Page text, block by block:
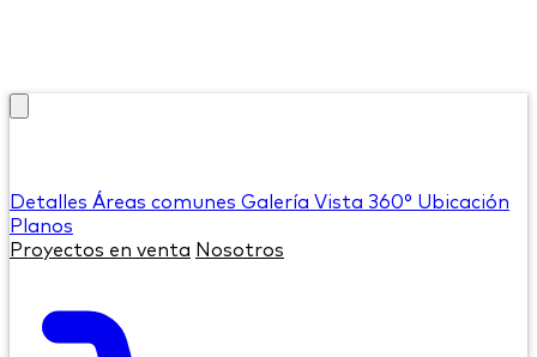
Detalles Áreas comunes Galería Vista 360° Ubicación
Planos
Proyectos en venta Nosotros